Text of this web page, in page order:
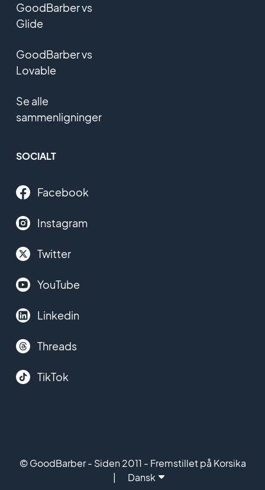
GoodBarber vs
Glide
GoodBarber vs
Lovable
Se alle
sammenligninger
SOCIALT
Facebook
Instagram
Twitter
YouTube
Linkedin
Threads
TikTok
© GoodBarber - Siden 2011 - Fremstillet på Korsika
Dansk